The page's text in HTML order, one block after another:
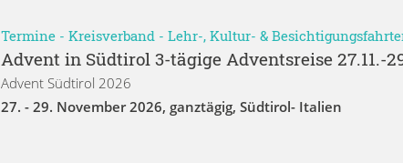
Termine -Kreisverband -Lehr-, Kultur- &
Advent in Südtirol 3-tägige Adventsreise 27.11.-
Advent Südtirol 2026
27. - 29. November 2026,ganztägig,Südtirol- Italien